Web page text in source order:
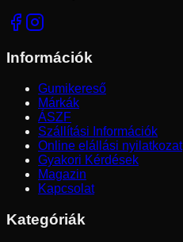
Információk
Gumikereső
Márkák
ÁSZF
Szállítási Információk
Online elállási nyilatkozat
Gyakori Kérdések
Magazin
Kapcsolat
Kategóriák